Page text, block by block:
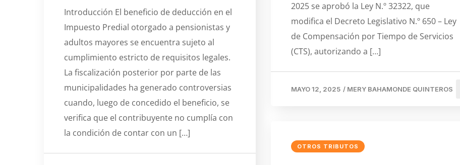
2025 se aprobó la Ley N.º 32322, que
modifica el Decreto Legislativo N.º 650 – Ley
de Compensación por Tiempo de Servicios
(CTS), autorizando a […]
MAYO 12, 2025 / MERY BAHAMONDE QUINTEROS
Introducción El beneficio de deducción en el
Impuesto Predial otorgado a pensionistas y
adultos mayores se encuentra sujeto al
cumplimiento estricto de requisitos legales.
La fiscalización posterior por parte de las
municipalidades ha generado controversias
cuando, luego de concedido el beneficio, se
verifica que el contribuyente no cumplía con
la condición de contar con un […]
OTROS TRIBUTOS